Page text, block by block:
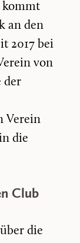
kommt
an den
2017 bei
von
der
Verein
die
Club
die